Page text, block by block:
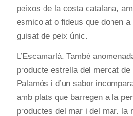
peixos de la costa catalana,
esmicolat o fideus que donen a
guisat de peix únic.
L’Escamarlà. També
producte estrella del mercat de
Palamós i d’un sabor
amb plats que barregen a la
productes del mar i del mar. la